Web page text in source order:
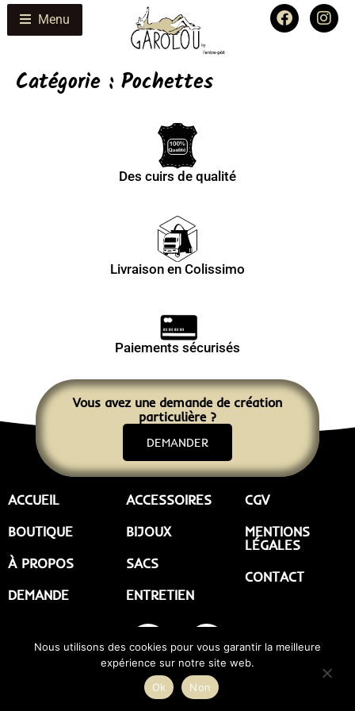
Menu
Catégorie : Pochettes
Des cuirs de qualité
Livraison en Colissimo
Paiements sécurisés
Vous avez une demande de création
particulière ?
DEMANDER
ACCUEIL
BOUTIQUE
À PROPOS
DEMANDE
ACCESSOIRES
BIJOUX
SACS
ENTRETIEN
CGV
MENTIONS
LÉGALES
CONTACT
GAROLOU by l’entre-pôt
| Tous droits réservés | Réalisé par
Etienne Lafargue
Nous utilisons des cookies pour vous garantir la meilleure
expérience sur notre site web.
Ok
Non